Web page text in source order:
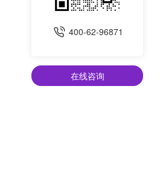
400-62-96871
在线咨询